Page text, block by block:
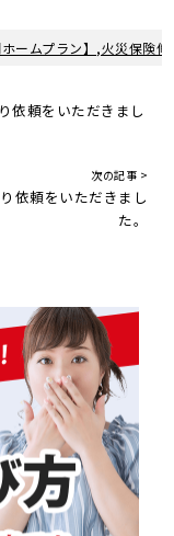
ームプラン】,火災保険修
依頼をいただきまし
次の記事 >
依頼をいただきまし
た。